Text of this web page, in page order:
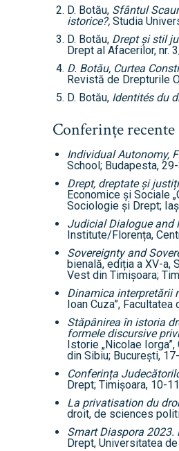
Internațional
D. Botău, Sfântul
istorice?, Studia
D. Botău, Drept și stil
Drept al Afacerilor, nr.
D. Botău, Curtea
Revistă de Drepturile
D. Botău, Identités du
Conferințe recente
Individual Autonomy,
School; Budapesta,
Drept, dreptate și
Economice şi Sociale
Sociologie și Drept;
Judicial Dialogue and
Institute/Florența,
Sovereignty and
bienală, ediția a XV-a,
Vest din Timișoara;
Dinamica interpretării
Ioan Cuza”,
Stăpânirea în istoria
formele discursive
Istorie „Nicolae
din Sibiu; București,
Conferința
Drept; Timișoara, 10-
La privatisation du
droit, de sciences
Smart Diaspora
Drept, Universitatea